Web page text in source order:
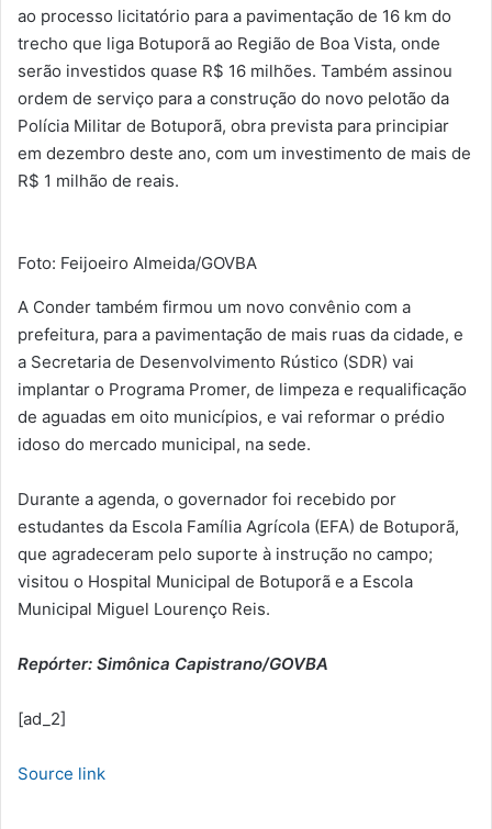
ao processo licitatório para a pavimentação de 16 km do
trecho que liga Botuporã ao Região de Boa Vista, onde
serão investidos quase R$ 16 milhões. Também assinou
ordem de serviço para a construção do novo pelotão da
Polícia Militar de Botuporã, obra prevista para principiar
em dezembro deste ano, com um investimento de mais de
R$ 1 milhão de reais.
Foto: Feijoeiro Almeida/GOVBA
A Conder também firmou um novo convênio com a
prefeitura, para a pavimentação de mais ruas da cidade, e
a Secretaria de Desenvolvimento Rústico (SDR) vai
implantar o Programa Promer, de limpeza e requalificação
de aguadas em oito municípios, e vai reformar o prédio
idoso do mercado municipal, na sede.
Durante a agenda, o governador foi recebido por
estudantes da Escola Família Agrícola (EFA) de Botuporã,
que agradeceram pelo suporte à instrução no campo;
visitou o Hospital Municipal de Botuporã e a Escola
Municipal Miguel Lourenço Reis.
Repórter: Simônica Capistrano/GOVBA
[ad_2]
Source link